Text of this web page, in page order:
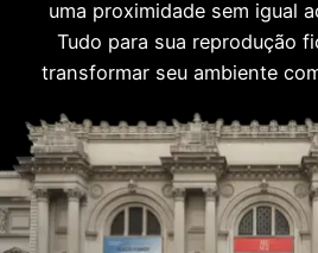
uma proximidade sem igual
Tudo para sua reprodução
transformar seu ambiente